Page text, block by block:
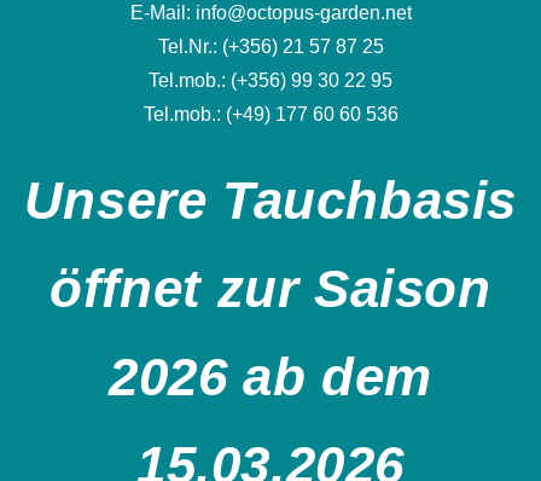
E-Mail: info@octopus-garden.net
Tel.Nr.: (+356) 21 57 87 25
Tel.mob.: (+356) 99 30 22 95
Tel.mob.: (+49) 177 60 60 536
Unsere Tauchbasis
öffnet zur Saison
2026 ab dem
15.03.2026